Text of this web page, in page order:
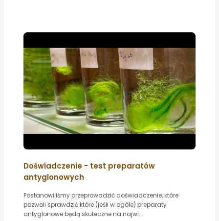
Doświadczenie - test preparatów
antyglonowych
Postanowiliśmy przeprowadzić doświadczenie, które
pozwoli sprawdzić które (jeśli w ogóle) preparaty
antyglonowe będą skuteczne na najwi...